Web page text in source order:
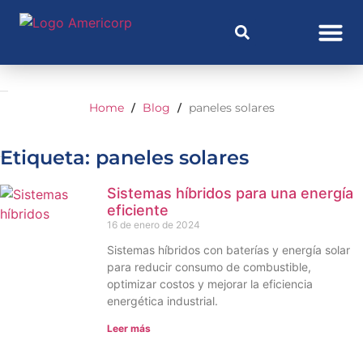
Home / Blog / paneles solares
Etiqueta: paneles solares
Sistemas híbridos para una energía
eficiente
16 de enero de 2024
Sistemas híbridos con baterías y energía solar
para reducir consumo de combustible,
optimizar costos y mejorar la eficiencia
energética industrial.
Leer más